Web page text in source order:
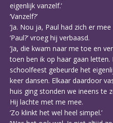
eigenlijk vanzelf.’
‘Vanzelf?’
‘Ja. Nou ja, Paul had zich er mee
‘Paul?’ vroeg hij verbaasd.
‘Ja, die kwam naar me toe en
toen ben ik op haar gaan letten.
schoolfeest gebeurde het
keer dansen. Elkaar daardoor
huis ging stonden we ineens te
Hij lachte met me mee.
‘Zo klinkt het wel heel simpel.’